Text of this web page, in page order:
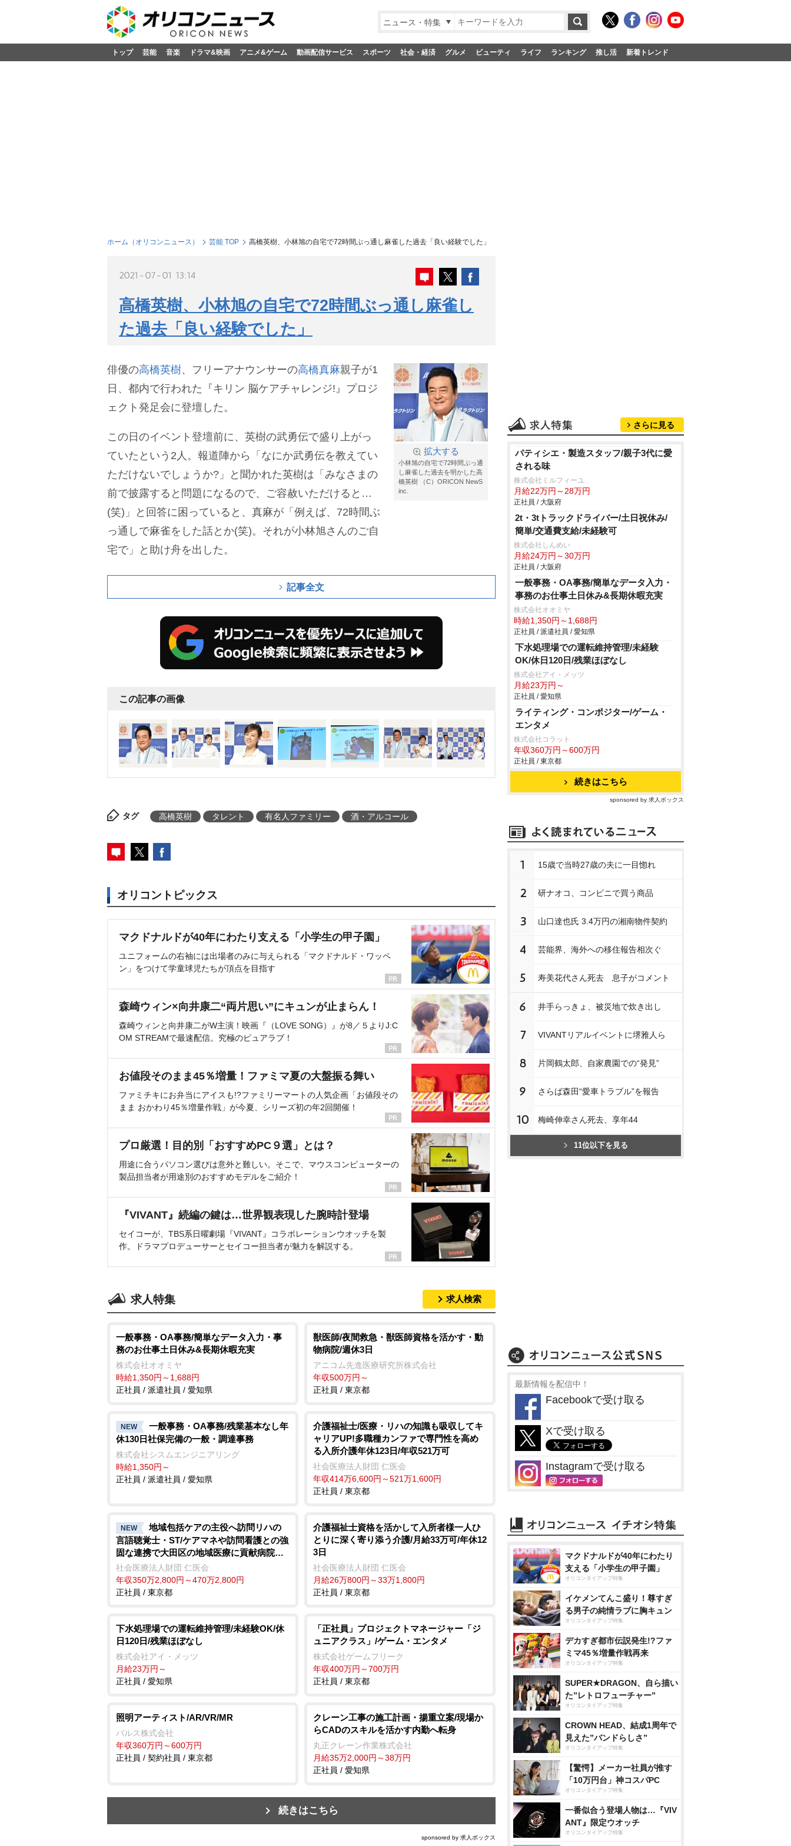
ニュース・特集
トップ 芸能 音楽 ドラマ&映画 アニメ&ゲーム 動画配信サービス スポーツ 社会・経済 グルメ ビューティ ライフ ランキング 推し活 新着トレンド
ホーム（オリコンニュース） 芸能 TOP 高橋英樹、小林旭の自宅で72時間ぶっ通し麻雀した過去「良い経験でした」
2021-07-01 13:14
高橋英樹、小林旭の自宅で72時間ぶっ通し麻雀し
た過去「良い経験でした」
拡大する
小林旭の自宅で72時間ぶっ通
し麻雀した過去を明かした高
橋英樹 （C）ORICON NewS
inc.
俳優の高橋英樹、フリーアナウンサーの高橋真麻親子が1
日、都内で行われた『キリン 脳ケアチャレンジ!』プロジ
ェクト発足会に登壇した。
この日のイベント登壇前に、英樹の武勇伝で盛り上がっ
ていたという2人。報道陣から「なにか武勇伝を教えてい
ただけないでしょうか?」と聞かれた英樹は「みなさまの
前で披露すると問題になるので、ご容赦いただけると…
(笑)」と回答に困っていると、真麻が「例えば、72時間ぶ
っ通しで麻雀をした話とか(笑)。それが小林旭さんのご自
宅で」と助け舟を出した。
記事全文
この記事の画像
タグ 高橋英樹 タレント 有名人ファミリー 酒・アルコール
オリコントピックス
マクドナルドが40年にわたり支える「小学生の甲子園」
ユニフォームの右袖には出場者のみに与えられる「マクドナルド・ワッペ
ン」をつけて学童球児たちが頂点を目指す
森崎ウィン×向井康二“両片思い”にキュンが止まらん！
森崎ウィンと向井康二がW主演！映画『（LOVE SONG）』が8／５よりJ:C
OM STREAMで最速配信。究極のピュアラブ！
お値段そのまま45％増量！ファミマ夏の大盤振る舞い
ファミチキにお弁当にアイスも!?ファミリーマートの人気企画「お値段その
まま おかわり45％増量作戦」が今夏、シリーズ初の年2回開催！
プロ厳選！目的別「おすすめPC９選」とは？
用途に合うパソコン選びは意外と難しい。そこで、マウスコンピューターの
製品担当者が用途別のおすすめモデルをご紹介！
『VIVANT』続編の鍵は…世界観表現した腕時計登場
セイコーが、TBS系日曜劇場『VIVANT』コラボレーションウオッチを製
作。ドラマプロデューサーとセイコー担当者が魅力を解説する。
求人特集 求人検索
一般事務・OA事務/簡単なデータ入力・事
務のお仕事土日休み&長期休暇充実
株式会社オオミヤ
時給1,350円～1,688円
正社員 / 派遣社員 / 愛知県
獣医師/夜間救急・獣医師資格を活かす・動
物病院/週休3日
アニコム先進医療研究所株式会社
年収500万円～
正社員 / 東京都
NEW
一般事務・OA事務/残業基本なし年
休130日社保完備の一般・調達事務
株式会社シスムエンジニアリング
時給1,350円～
正社員 / 派遣社員 / 愛知県
介護福祉士/医療・リハの知識も吸収してキ
ャリアUP!多職種カンファで専門性を高め
る入所介護年休123日/年収521万可
社会医療法人財団 仁医会
年収414万6,600円～521万1,600円
正社員 / 東京都
NEW
地域包括ケアの主役へ訪問リハの
言語聴覚士・ST/ケアマネや訪問看護との強
固な連携で大田区の地域医療に貢献病院発
信の安心体制
社会医療法人財団 仁医会
年収350万2,800円～470万2,800円
正社員 / 東京都
介護福祉士資格を活かして入所者様一人ひ
とりに深く寄り添う介護/月給33万可/年休12
3日
社会医療法人財団 仁医会
月給26万800円～33万1,800円
正社員 / 東京都
下水処理場での運転維持管理/未経験OK/休
日120日/残業ほぼなし
株式会社アイ・メッツ
月給23万円～
正社員 / 愛知県
「正社員」プロジェクトマネージャー「ジ
ュニアクラス」/ゲーム・エンタメ
株式会社ゲームフリーク
年収400万円～700万円
正社員 / 東京都
照明アーティスト/AR/VR/MR
バルス株式会社
年収360万円～600万円
正社員 / 契約社員 / 東京都
クレーン工事の施工計画・揚重立案/現場か
らCADのスキルを活かす内勤へ転身
丸正クレーン作業株式会社
月給35万2,000円～38万円
正社員 / 愛知県
続きはこちら
sponsored by 求人ボックス
さらに見る
パティシエ・製造スタッフ/親子3代に愛
される味
株式会社ミルフィーユ
月給22万円～28万円
正社員 / 大阪府
2t・3tトラックドライバー/土日祝休み/
簡単/交通費支給/未経験可
株式会社しんめい
月給24万円～30万円
正社員 / 大阪府
一般事務・OA事務/簡単なデータ入力・
事務のお仕事土日休み&長期休暇充実
株式会社オオミヤ
時給1,350円～1,688円
正社員 / 派遣社員 / 愛知県
下水処理場での運転維持管理/未経験
OK/休日120日/残業ほぼなし
株式会社アイ・メッツ
月給23万円～
正社員 / 愛知県
ライティング・コンポジター/ゲーム・
エンタメ
株式会社コラット
年収360万円～600万円
正社員 / 東京都
続きはこちら
sponsored by 求人ボックス
1 15歳で当時27歳の夫に一目惚れ
2 研ナオコ、コンビニで買う商品
3 山口達也氏 3.4万円の湘南物件契約
4 芸能界、海外への移住報告相次ぐ
5 寿美花代さん死去 息子がコメント
6 井手らっきょ、被災地で炊き出し
7 VIVANTリアルイベントに堺雅人ら
8 片岡鶴太郎、自家農園での“発見”
9 さらば森田“愛車トラブル”を報告
10 梅崎伸幸さん死去、享年44
11位以下を見る
最新情報を配信中！
Facebookで受け取る
Xで受け取る
Instagramで受け取る
マクドナルドが40年にわたり
支える「小学生の甲子園」
オリコンタイアップ特集
イケメンてんこ盛り！尊すぎ
る男子の純情ラブに胸キュン
オリコンタイアップ特集
デカすぎ都市伝説発生!?ファ
ミマ45％増量作戦再来
オリコンタイアップ特集
SUPER★DRAGON、自ら描い
た”レトロフューチャー”
オリコンタイアップ特集
CROWN HEAD、結成1周年で
見えた”バンドらしさ”
オリコンタイアップ特集
【驚愕】メーカー社員が推す
「10万円台」神コスパPC
オリコンタイアップ特集
一番似合う登場人物は…『VIV
ANT』限定ウオッチ
オリコンタイアップ特集